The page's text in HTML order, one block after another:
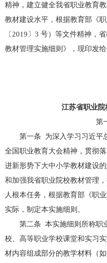
精神，建立健全我省职业教育
教材建设水平，根据教育部《
〔2019〕3 号）等文件精神，
教材管理实施细则》，现印发
江苏省职业院
第
第一条 为深入学习习近平
全国职业教育大会精神，贯彻
进新形势下大中小学教材建设
和加强我省职业院校教材管理
人根本任务，根据教育部《职
实际，制定本实施细则。
第二条 本实施细则所称职
校、高等职业学校课堂和实习
材内容组成部分的教学材料（